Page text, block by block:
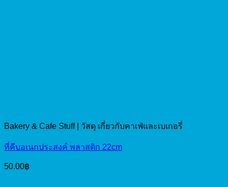
Bakery & Cafe Stuff | วัสดุ เกี่ยวกับคาเฟ่และเบเกอรี่
ที่คีบอเนกประสงค์ พลาสติก 22cm
50.00฿